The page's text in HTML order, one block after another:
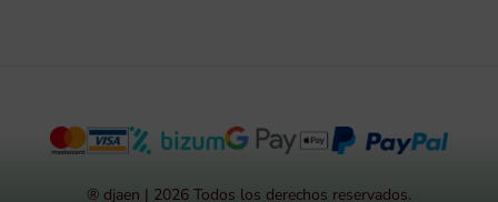
® djaen | 2026 Todos los derechos reservados.